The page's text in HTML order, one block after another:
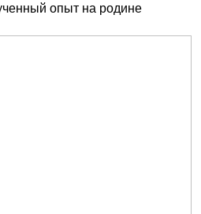
опыт на родине